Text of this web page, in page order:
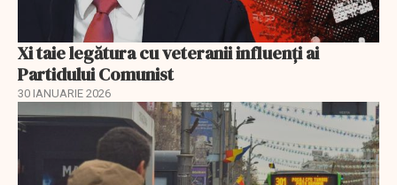
Xi taie legătura cu veteranii influenți ai
Partidului Comunist
30 IANUARIE 2026